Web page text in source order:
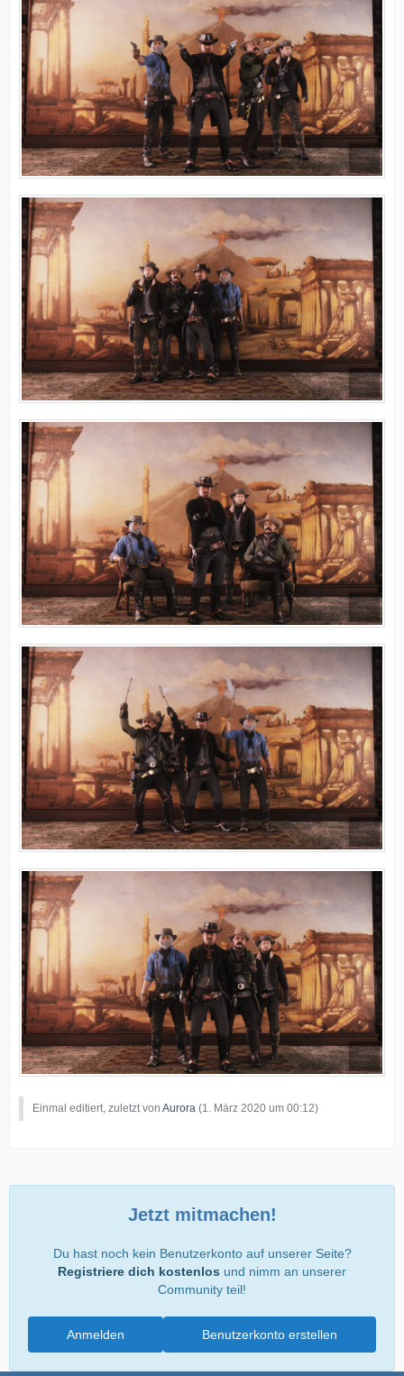
Einmal editiert, zuletzt von Aurora (1. März 2020 um 00:12)
Jetzt mitmachen!
Du hast noch kein Benutzerkonto auf unserer Seite?
Registriere dich kostenlos und nimm an unserer
Community teil!
Benutzerkonto erstellen
Anmelden